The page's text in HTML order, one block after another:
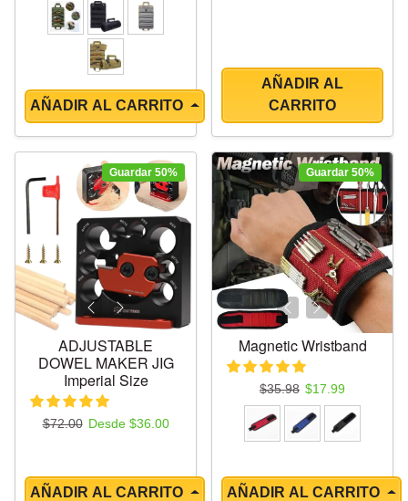
AÑADIR AL CARRITO
AÑADIR AL
CARRITO
Guardar 50%
ADJUSTABLE
DOWEL MAKER JIG
Imperial Size
Precio regular
$72.00 Precio de oferta
Desde $36.00
AÑADIR AL CARRITO
Guardar 50%
Magnetic Wristband
Precio regular
$35.98 Precio de oferta
$17.99
AÑADIR AL CARRITO